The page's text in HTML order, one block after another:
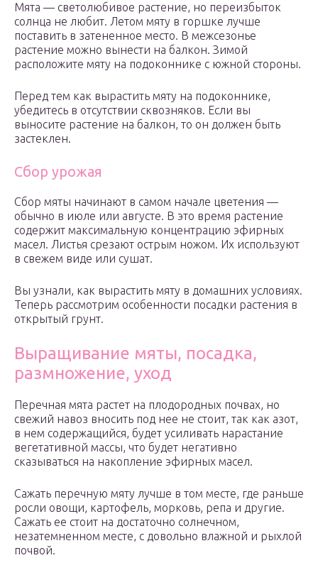
Мята — светолюбивое растение, но переизбыток
солнца не любит. Летом мяту в горшке лучше
поставить в затененное место. В межсезонье
растение можно вынести на балкон. Зимой
расположите мяту на подоконнике с южной стороны.
Перед тем как вырастить мяту на подоконнике,
убедитесь в отсутствии сквозняков. Если вы
выносите растение на балкон, то он должен быть
застеклен.
Сбор урожая
Сбор мяты начинают в самом начале цветения —
обычно в июле или августе. В это время растение
содержит максимальную концентрацию эфирных
масел. Листья срезают острым ножом. Их используют
в свежем виде или сушат.
Вы узнали, как вырастить мяту в домашних условиях.
Теперь рассмотрим особенности посадки растения в
открытый грунт.
Выращивание мяты, посадка,
размножение, уход
Перечная мята растет на плодородных почвах, но
свежий навоз вносить под нее не стоит, так как азот,
в нем содержащийся, будет усиливать нарастание
вегетативной массы, что будет негативно
сказываться на накопление эфирных масел.
Сажать перечную мяту лучше в том месте, где раньше
росли овощи, картофель, морковь, репа и другие.
Сажать ее стоит на достаточно солнечном,
незатемненном месте, с довольно влажной и рыхлой
почвой.